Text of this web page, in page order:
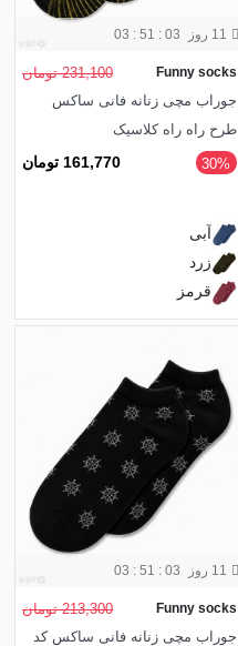
11 روز 03 : 51 : 01
Funny socks
231,100 تومان
جوراب مچی زنانه فانی ساکس
طرح راه راه کلاسیک
‎30% 161,770 تومان
آبی
زرد
قرمز
11 روز 03 : 51 : 01
Funny socks
213,300 تومان
جوراب مچی زنانه فانی ساکس کد